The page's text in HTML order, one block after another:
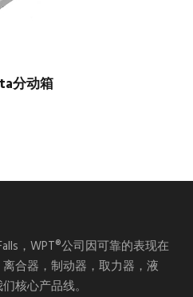
分动箱
，WPT®公司因可靠的表现在
合器，制动器，取力器，液
核心产品线。